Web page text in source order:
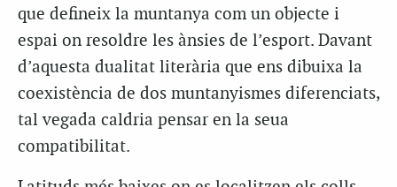
que defineix la muntanya com un objecte i
espai on resoldre les ànsies de l’esport. Davant
d’aquesta dualitat literària que ens dibuixa la
coexistència de dos muntanyismes diferenciats,
tal vegada caldria pensar en la seua
compatibilitat.